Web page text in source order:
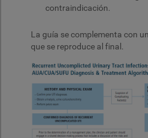
contraindicación.
La guía se complementa con un
que se reproduce al final.